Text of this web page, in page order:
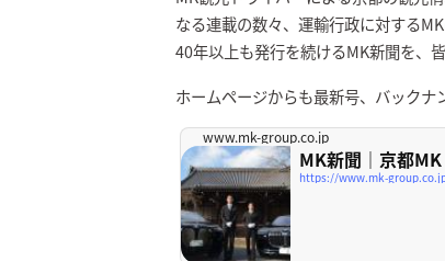
なる連載の数々、運輸行政に対する
40年以上も発行を続けるMK新聞を、
ホームページからも最新号、バックナ
www.mk-group.co.jp
MK新聞｜京都MK
https://www.mk-